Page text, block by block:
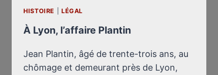
HISTOIRE LÉGAL
À Lyon, l’affaire Plantin
Jean Plantin, âgé de trente-trois ans, au
chômage et demeurant près de Lyon,